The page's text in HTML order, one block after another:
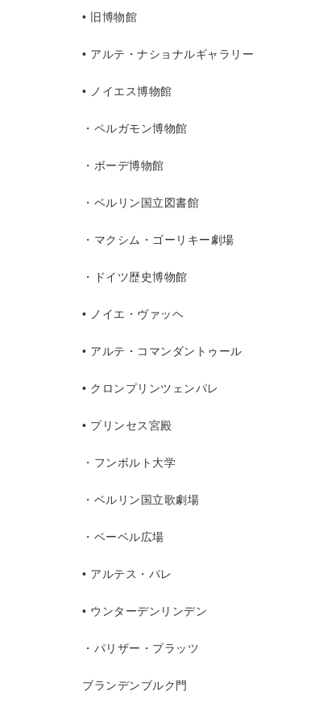
• 旧博物館
• アルテ・ナショナルギャラリー
• ノイエス博物館
・ペルガモン博物館
・ボーデ博物館
・ベルリン国立図書館
・マクシム・ゴーリキー劇場
・ドイツ歴史博物館
• ノイエ・ヴァッヘ
• アルテ・コマンダントゥール
• クロンプリンツェンパレ
• プリンセス宮殿
・フンボルト大学
・ベルリン国立歌劇場
・ベーベル広場
• アルテス・パレ
• ウンターデンリンデン
・パリザー・プラッツ
ブランデンブルク門